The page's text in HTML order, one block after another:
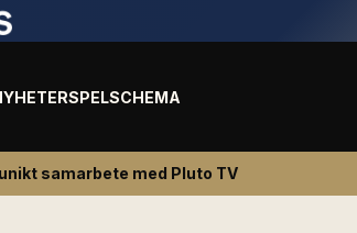
SPELSCHEMA
samarbete med Pluto TV